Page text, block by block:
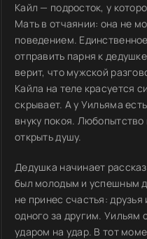
Кайл — подросток, у
Мать в отчаянии: она не
поведением.
отправить парня к
верит, что мужской
Кайла на теле красуется
скрывает. А у Уильяма
внуку покоя. Любопытство
открыть душу.
Дедушка начинает
был молодым и успешным
не принес счастья:
одного за другим. Уильям
ударом на удар. В тот